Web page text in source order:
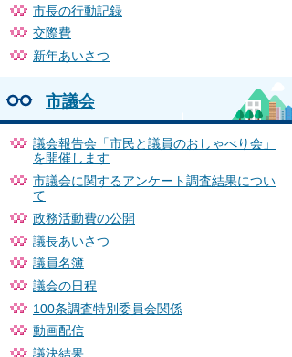
市長の行動記録
交際費
新年あいさつ
市議会
議会報告会「市民と議員のおしゃべり会」
を開催します
市議会に関するアンケート調査結果につい
て
政務活動費の公開
議長あいさつ
議員名簿
議会の日程
100条調査特別委員会関係
動画配信
議決結果